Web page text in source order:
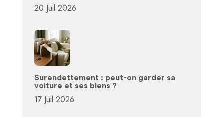
20 Juil 2026
Surendettement : peut-on garder sa
voiture et ses biens ?
17 Juil 2026